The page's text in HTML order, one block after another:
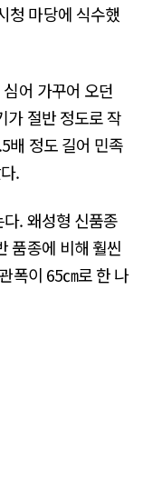
청 마당에 식수했
어 가꾸어 오던
가 절반 정도로 작
배 정도 길어 민족
.
. 왜성형 신품종
품종에 비해 훨씬
폭이 65㎝로 한 나